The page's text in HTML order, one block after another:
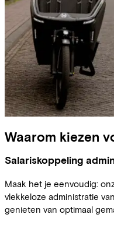
Waarom kiezen
Salariskoppeling
Maak het je eenvoudig:
vlekkeloze administratie
genieten van optimaal